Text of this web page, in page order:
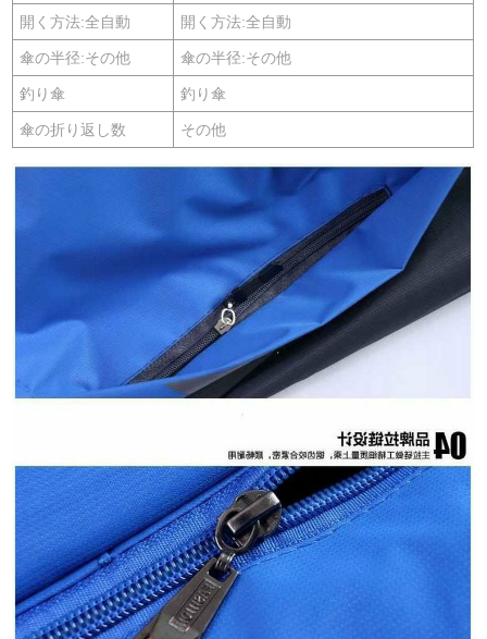
開く方法:全自動 開く方法:全自動
傘の半径:その他 傘の半径:その他
釣り傘 釣り傘
傘の折り返し数 その他